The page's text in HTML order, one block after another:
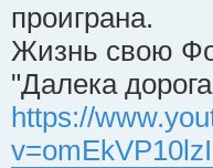
проиграна.
Жизнь свою
"Далека
https://
v=omEkVP10lzI